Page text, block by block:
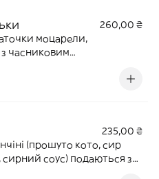
260,00 ₴
моцарели,
часниковим
235,00 ₴
(прошуто кото, сир
соус) подаються з